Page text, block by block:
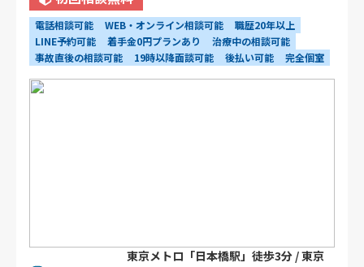
電話相談可能 WEB・オンライン相談可能
職歴20年以上
LINE予約可能
着手金0円プランあり
治療中の相談可能
事故直後の相談可能
19時以降面談可能 後払い可能 完全個室
東京メトロ「日本橋駅」徒歩3分 / 東京